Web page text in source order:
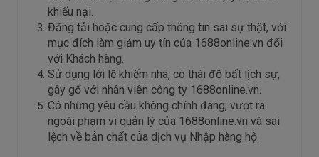
khiếu nại.
Đăng tải hoặc cung cấp thông tin sai sự thật, với
mục đích làm giảm uy tín của 1688online.vn đối
với Khách hàng.
Sử dụng lời lẽ khiếm nhã, có thái độ bất lịch sự,
gây gổ với nhân viên công ty 1688online.vn.
Có những yêu cầu không chính đáng, vượt ra
ngoài phạm vi quản lý của 1688online.vn và sai
lệch về bản chất của dịch vụ Nhập hàng hộ.